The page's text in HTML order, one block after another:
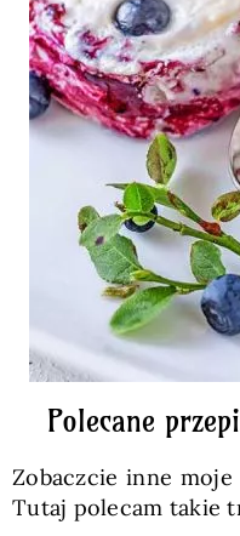
Polecane
Zobaczcie inne
Tutaj polecam takie